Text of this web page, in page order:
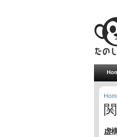
虚